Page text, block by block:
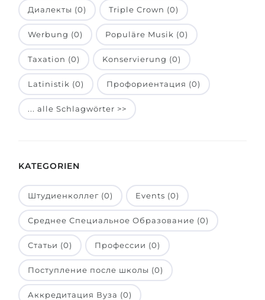
Interessenkarte-Test
RIASEC-Test
Erfolgzu
100%
Russland
Ukraine
Kasachstan
Aserbaidschan
Armenien
Belarus
BERATUNG BUCHEN
Диалекты (0) Triple Crown (0)
Werbung (0) Populäre Musik (0)
Taxation (0) Konservierung (0)
Latinistik (0) Профориентация (0)
... alle Schlagwörter >>
KATEGORIEN
Штудиенколлег (0) Events (0)
Среднее Специальное Образование (0)
Статьи (0) Профессии (0)
Поступление после школы (0)
Аккредитация Вуза (0)